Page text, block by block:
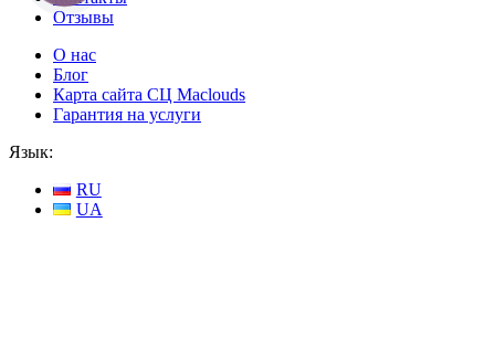
Отзывы
О нас
Блог
Карта сайта СЦ Maclouds
Гарантия на услуги
Язык:
RU
UA